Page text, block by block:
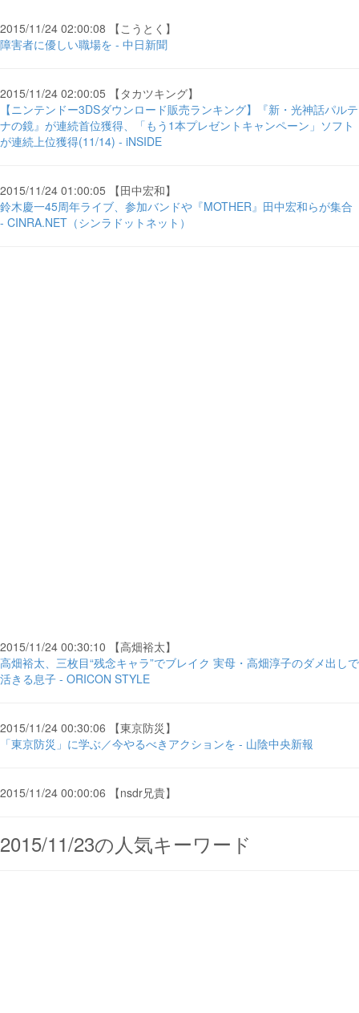
2015/11/24 02:00:08 【こうとく】
障害者に優しい職場を - 中日新聞
2015/11/24 02:00:05 【タカツキング】
【ニンテンドー3DSダウンロード販売ランキング】『新・光神話パルテ
ナの鏡』が連続首位獲得、「もう1本プレゼントキャンペーン」ソフト
が連続上位獲得(11/14) - iNSIDE
2015/11/24 01:00:05 【田中宏和】
鈴木慶一45周年ライブ、参加バンドや『MOTHER』田中宏和らが集合
- CINRA.NET（シンラドットネット）
2015/11/24 00:30:10 【高畑裕太】
高畑裕太、三枚目“残念キャラ”でブレイク 実母・高畑淳子のダメ出しで
活きる息子 - ORICON STYLE
2015/11/24 00:30:06 【東京防災】
「東京防災」に学ぶ／今やるべきアクションを - 山陰中央新報
2015/11/24 00:00:06 【nsdr兄貴】
2015/11/23の人気キーワード